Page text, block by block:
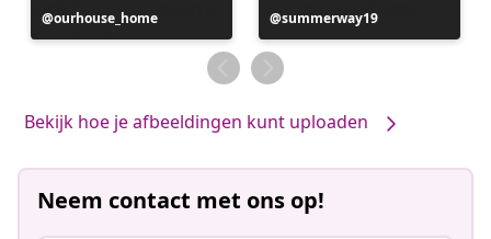
Bericht
gepubliceerd
ourhouse_home
Bericht
gepubliceerd
door
summerway19
Bekijk hoe je afbeeldingen kunt uploaden
Neem contact met ons op!